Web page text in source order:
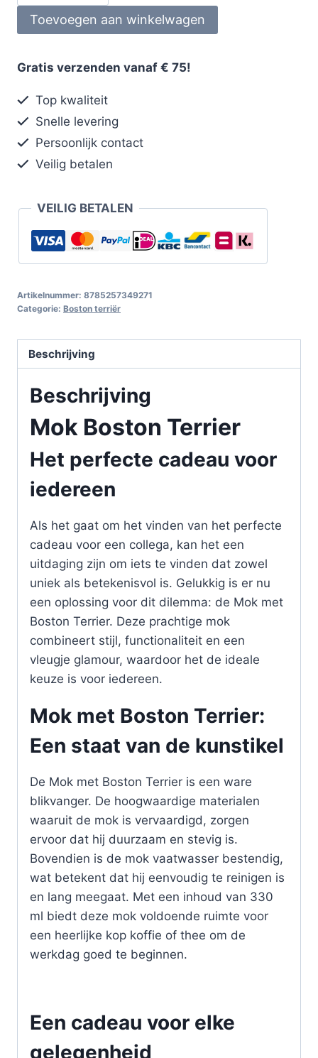
Toevoegen aan winkelwagen
Gratis verzenden vanaf € 75!
Top kwaliteit
Snelle levering
Persoonlijk contact
Veilig betalen
VEILIG BETALEN
Artikelnummer: 8785257349271
Categorie: Boston terriër
Beschrijving
Beschrijving
Mok Boston Terrier
Het perfecte cadeau voor
iedereen
Als het gaat om het vinden van het perfecte
cadeau voor een collega, kan het een
uitdaging zijn om iets te vinden dat zowel
uniek als betekenisvol is. Gelukkig is er nu
een oplossing voor dit dilemma: de Mok met
Boston Terrier. Deze prachtige mok
combineert stijl, functionaliteit en een
vleugje glamour, waardoor het de ideale
keuze is voor iedereen.
Mok met Boston Terrier:
Een staat van de kunstikel
De Mok met Boston Terrier is een ware
blikvanger. De hoogwaardige materialen
waaruit de mok is vervaardigd, zorgen
ervoor dat hij duurzaam en stevig is.
Bovendien is de mok vaatwasser bestendig,
wat betekent dat hij eenvoudig te reinigen is
en lang meegaat. Met een inhoud van 330
ml biedt deze mok voldoende ruimte voor
een heerlijke kop koffie of thee om de
werkdag goed te beginnen.
Een cadeau voor elke
gelegenheid